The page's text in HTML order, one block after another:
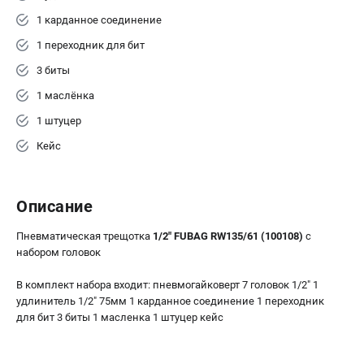
1 карданное соединение
1 переходник для бит
3 биты
1 маслёнка
1 штуцер
Кейс
Описание
Пневматическая трещотка 1/2" FUBAG RW135/61 (100108) с
набором головок
В комплект набора входит: пневмогайковерт 7 головок 1/2" 1
удлинитель 1/2" 75мм 1 карданное соединение 1 переходник
для бит 3 биты 1 масленка 1 штуцер кейс